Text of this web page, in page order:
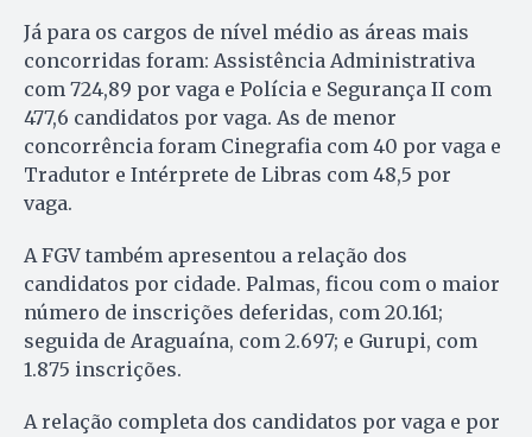
Já para os cargos de nível médio as áreas mais
concorridas foram: Assistência Administrativa
com 724,89 por vaga e Polícia e Segurança II com
477,6 candidatos por vaga. As de menor
concorrência foram Cinegrafia com 40 por vaga e
Tradutor e Intérprete de Libras com 48,5 por
vaga.
A FGV também apresentou a relação dos
candidatos por cidade. Palmas, ficou com o maior
número de inscrições deferidas, com 20.161;
seguida de Araguaína, com 2.697; e Gurupi, com
1.875 inscrições.
A relação completa dos candidatos por vaga e por